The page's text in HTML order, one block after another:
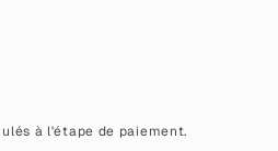
à l'étape de paiement.